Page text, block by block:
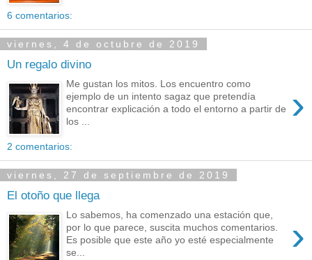
6 comentarios:
viernes, 4 de octubre de 2019
Un regalo divino
›
Me gustan los mitos. Los encuentro como
ejemplo de un intento sagaz que pretendía
encontrar explicación a todo el entorno a partir de
los ...
2 comentarios:
viernes, 27 de septiembre de 2019
El otoño que llega
›
Lo sabemos, ha comenzado una estación que,
por lo que parece, suscita muchos comentarios.
Es posible que este año yo esté especialmente
se...